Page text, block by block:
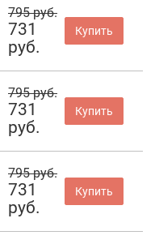
795 руб.
731
руб.
Купить
795 руб.
731
руб.
Купить
795 руб.
731
руб.
Купить